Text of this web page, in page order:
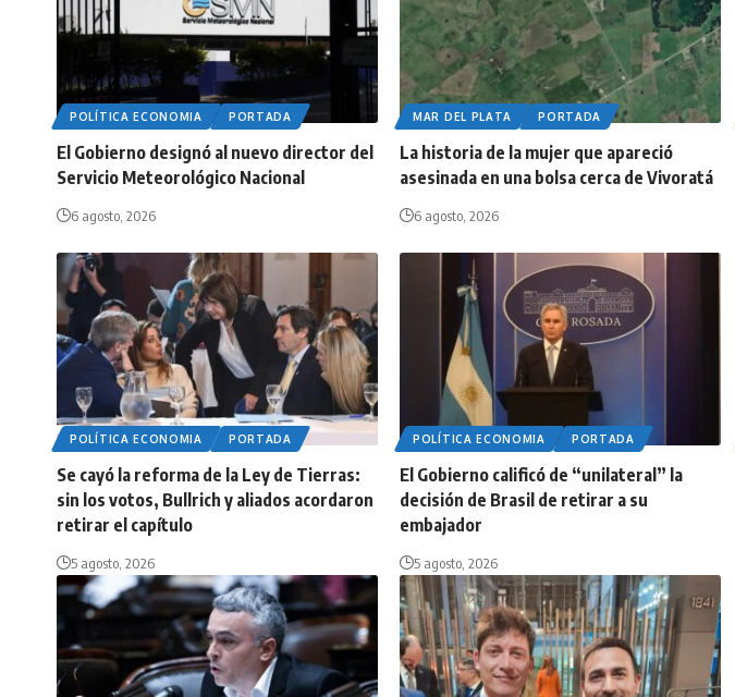
POLÍTICA ECONOMIA PORTADA
El Gobierno designó al nuevo director del
Servicio Meteorológico Nacional
6 agosto, 2026
MAR DEL PLATA PORTADA
La historia de la mujer que apareció
asesinada en una bolsa cerca de Vivoratá
6 agosto, 2026
POLÍTICA ECONOMIA PORTADA
Se cayó la reforma de la Ley de Tierras:
sin los votos, Bullrich y aliados acordaron
retirar el capítulo
5 agosto, 2026
POLÍTICA ECONOMIA PORTADA
El Gobierno calificó de “unilateral” la
decisión de Brasil de retirar a su
embajador
5 agosto, 2026